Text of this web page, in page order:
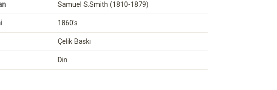
Samuel S.Smith (1810-1879)
1860's
Çelik Baskı
Din